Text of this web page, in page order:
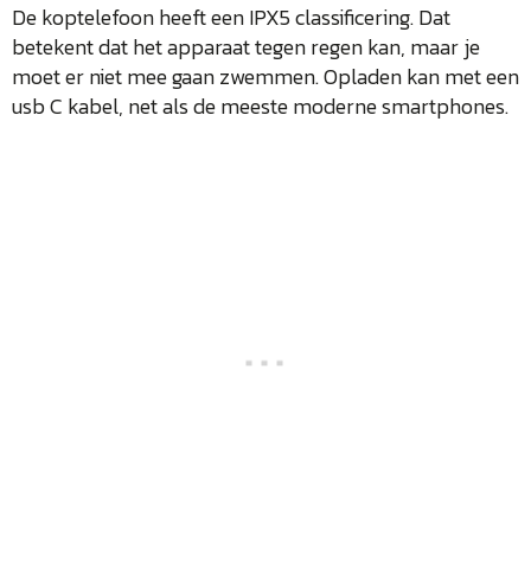
De koptelefoon heeft een IPX5 classificering. Dat
betekent dat het apparaat tegen regen kan, maar je
moet er niet mee gaan zwemmen. Opladen kan met een
usb C kabel, net als de meeste moderne smartphones.